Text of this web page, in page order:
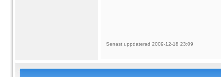
Senast uppdaterad 2009-12-18 23:09